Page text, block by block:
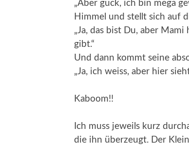
„Aber guck, ich bin mega
Himmel und stellt sich auf
„Ja, das bist Du, aber
gibt.“
Und dann kommt seine
„Ja, ich weiss, aber hier
Kaboom!!
Ich muss jeweils kurz
die ihn überzeugt. Der